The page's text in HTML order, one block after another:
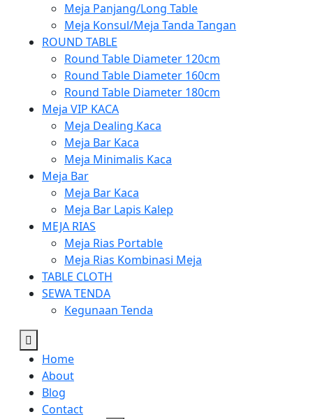
Meja Panjang/Long Table
Meja Konsul/Meja Tanda Tangan
ROUND TABLE
Round Table Diameter 120cm
Round Table Diameter 160cm
Round Table Diameter 180cm
Meja VIP KACA
Meja Dealing Kaca
Meja Bar Kaca
Meja Minimalis Kaca
Meja Bar
Meja Bar Kaca
Meja Bar Lapis Kalep
MEJA RIAS
Meja Rias Portable
Meja Rias Kombinasi Meja
TABLE CLOTH
SEWA TENDA
Kegunaan Tenda
Home
About
Blog
Contact